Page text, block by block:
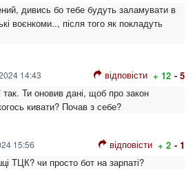
дивись бо тебе будуть заламувати в
воєнкоми.., після того як покладуть
14:43 відповісти + 12 - 5
так. Ти оновив дані, щоб про закон
кивати? Почав з себе?
15:56 відповісти + 2 - 1
ТЦК? чи просто бот на зарпаті?